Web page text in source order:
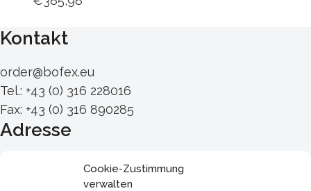
Cookie-Zustimmung
verwalten
Kontakt
order@bofex.eu
Tel.: +43 (0) 316 228016
Fax: +43 (0) 316 890285
Adresse
Triester Straße 280